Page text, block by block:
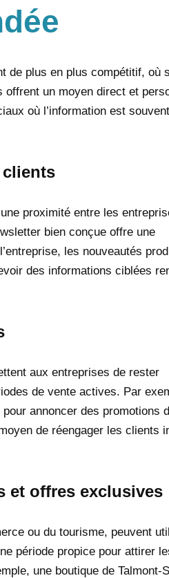
de plus en plus compétitif, où
un moyen direct et
où l’information est
clients
proximité entre les
bien conçue offre une
les nouveautés
des informations ciblées
aux entreprises de rester
de vente actives. Par
annoncer des promotions
de réengager les clients
et offres exclusives
ou du tourisme, peuvent
période propice pour attirer
une boutique de Talmont-